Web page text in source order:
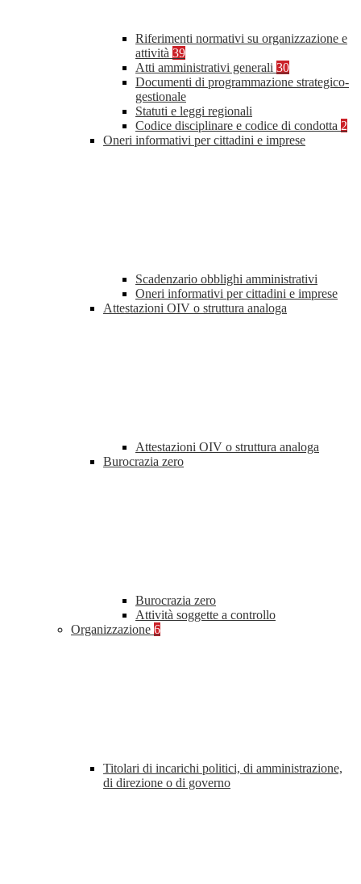
Riferimenti normativi su organizzazione e
attività 39
Atti amministrativi generali 30
Documenti di programmazione strategico-
gestionale
Statuti e leggi regionali
Codice disciplinare e codice di condotta 2
Oneri informativi per cittadini e imprese
Scadenzario obblighi amministrativi
Oneri informativi per cittadini e imprese
Attestazioni OIV o struttura analoga
Attestazioni OIV o struttura analoga
Burocrazia zero
Burocrazia zero
Attività soggette a controllo
Organizzazione 6
Titolari di incarichi politici, di amministrazione,
di direzione o di governo